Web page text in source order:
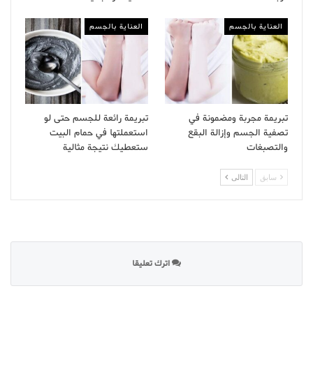
العناية بالجسم
تبريمة مجربة ومضمونة في
تصفية الجسم وإزالة البقع
والتصبغات
العناية بالجسم
تبريمة رائعة للجسم حتى لو
استعملتها في حمام البيت
ستعطيك نتيجة مثالية
سابق التالى
اترك تعليقا